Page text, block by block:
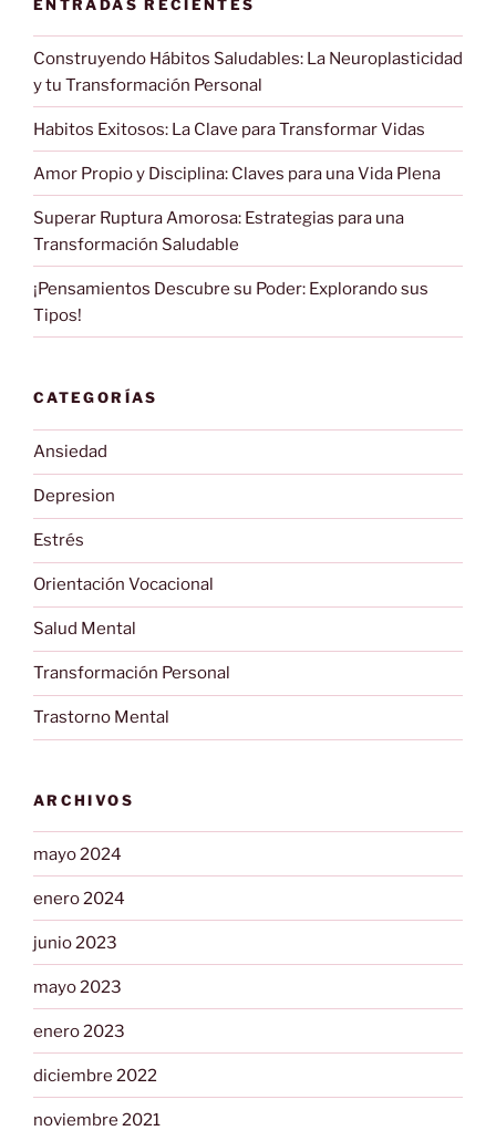
ENTRADAS RECIENTES
Construyendo Hábitos Saludables: La Neuroplasticidad
y tu Transformación Personal
Habitos Exitosos: La Clave para Transformar Vidas
Amor Propio y Disciplina: Claves para una Vida Plena
Superar Ruptura Amorosa: Estrategias para una
Transformación Saludable
¡Pensamientos Descubre su Poder: Explorando sus
Tipos!
CATEGORÍAS
Ansiedad
Depresion
Estrés
Orientación Vocacional
Salud Mental
Transformación Personal
Trastorno Mental
ARCHIVOS
mayo 2024
enero 2024
junio 2023
mayo 2023
enero 2023
diciembre 2022
noviembre 2021